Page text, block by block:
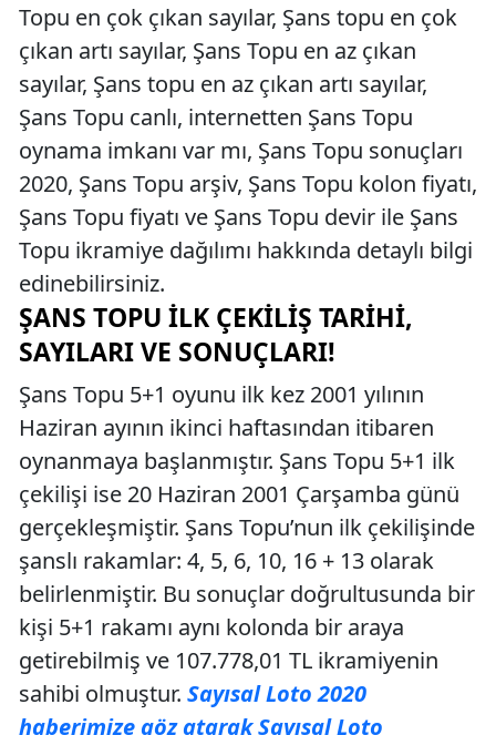
Topu en çok çıkan sayılar, Şans topu en çok
çıkan artı sayılar, Şans Topu en az çıkan
sayılar, Şans topu en az çıkan artı sayılar,
Şans Topu canlı, internetten Şans Topu
oynama imkanı var mı, Şans Topu sonuçları
2020, Şans Topu arşiv, Şans Topu kolon fiyatı,
Şans Topu fiyatı ve Şans Topu devir ile Şans
Topu ikramiye dağılımı hakkında detaylı bilgi
edinebilirsiniz.
ŞANS TOPU İLK ÇEKILIŞ TARIHI,
SAYILARI VE SONUÇLARI!
Şans Topu 5+1 oyunu ilk kez 2001 yılının
Haziran ayının ikinci haftasından itibaren
oynanmaya başlanmıştır. Şans Topu 5+1 ilk
çekilişi ise 20 Haziran 2001 Çarşamba günü
gerçekleşmiştir. Şans Topu’nun ilk çekilişinde
şanslı rakamlar: 4, 5, 6, 10, 16 + 13 olarak
belirlenmiştir. Bu sonuçlar doğrultusunda bir
kişi 5+1 rakamı aynı kolonda bir araya
getirebilmiş ve 107.778,01 TL ikramiyenin
sahibi olmuştur. Sayısal Loto 2020
haberimize göz atarak Sayısal Loto